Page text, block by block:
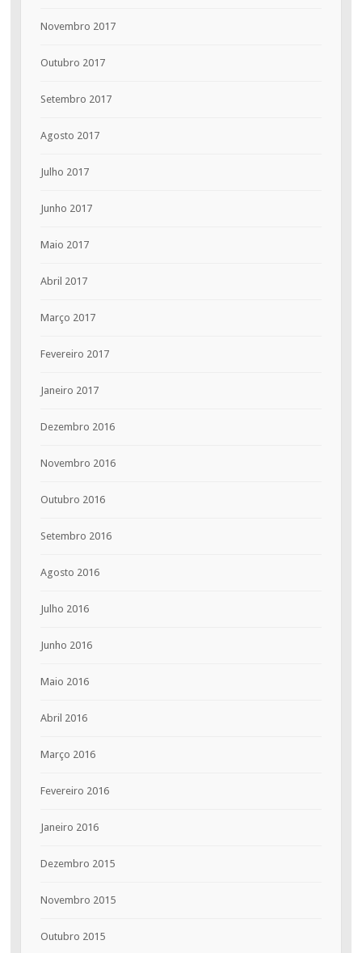
Novembro 2017
Outubro 2017
Setembro 2017
Agosto 2017
Julho 2017
Junho 2017
Maio 2017
Abril 2017
Março 2017
Fevereiro 2017
Janeiro 2017
Dezembro 2016
Novembro 2016
Outubro 2016
Setembro 2016
Agosto 2016
Julho 2016
Junho 2016
Maio 2016
Abril 2016
Março 2016
Fevereiro 2016
Janeiro 2016
Dezembro 2015
Novembro 2015
Outubro 2015